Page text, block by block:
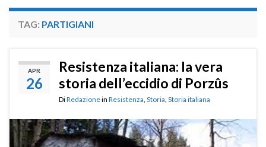
TAG: PARTIGIANI
APR
26
Resistenza italiana: la vera
storia dell’eccidio di Porzûs
DiRedazionein Resistenza Storia Storia italiana